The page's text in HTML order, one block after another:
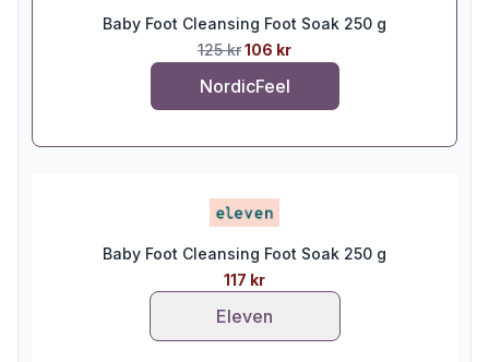
Baby Foot Cleansing Foot Soak 250 g
125 kr106 kr
NordicFeel
Baby Foot Cleansing Foot Soak 250 g
117 kr
Eleven